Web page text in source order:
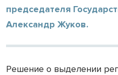
председателя
Александр Жуков.
Решение о выделении